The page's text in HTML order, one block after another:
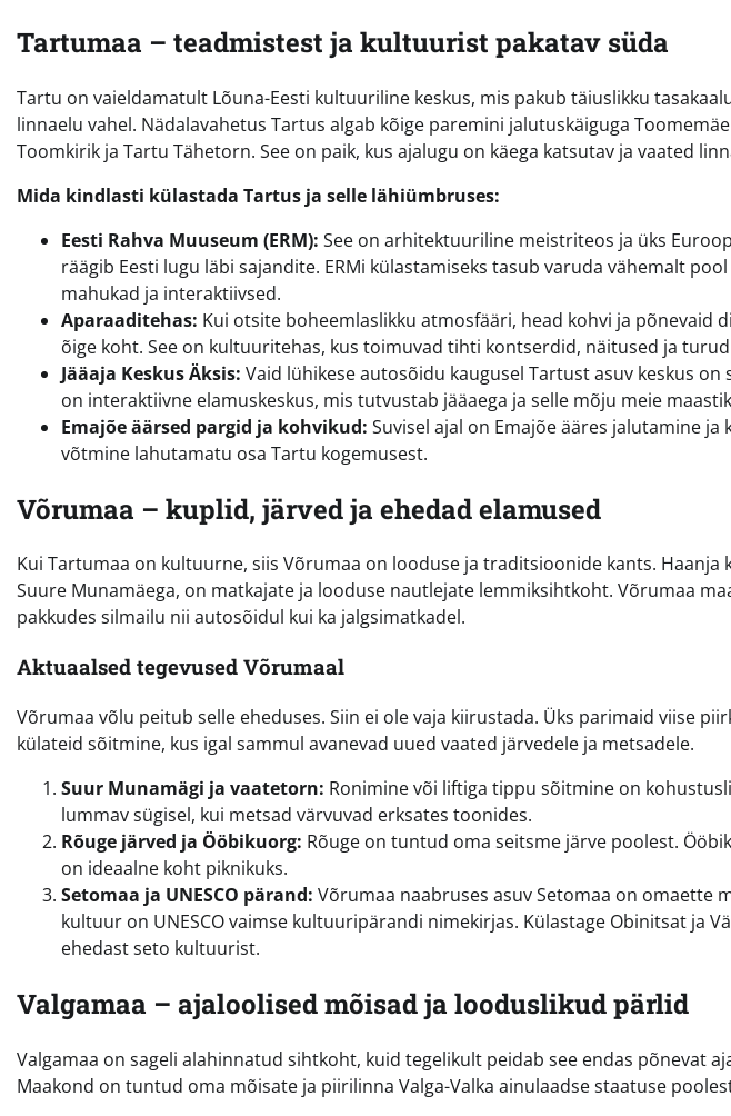
Tartumaa – teadmistest ja kultuurist pakatav süda
Tartu on vaieldamatult Lõuna-Eesti kultuuriline keskus, mis pakub täiuslikku
linnaelu vahel. Nädalavahetus Tartus algab kõige paremini jalutuskäiguga
Toomkirik ja Tartu Tähetorn. See on paik, kus ajalugu on käega katsutav ja vaated
Mida kindlasti külastada Tartus ja selle lähiümbruses:
Eesti Rahva Muuseum (ERM): See on arhitektuuriline meistriteos ja üks
räägib Eesti lugu läbi sajandite. ERMi külastamiseks tasub varuda vähemalt
mahukad ja interaktiivsed.
Aparaaditehas: Kui otsite boheemlaslikku atmosfääri, head kohvi ja põnevaid
õige koht. See on kultuuritehas, kus toimuvad tihti kontserdid, näitused ja
Jääaja Keskus Äksis: Vaid lühikese autosõidu kaugusel Tartust asuv keskus
on interaktiivne elamuskeskus, mis tutvustab jääaega ja selle mõju meie
Emajõe äärsed pargid ja kohvikud: Suvisel ajal on Emajõe ääres jalutamine
võtmine lahutamatu osa Tartu kogemusest.
Võrumaa – kuplid, järved ja ehedad elamused
Kui Tartumaa on kultuurne, siis Võrumaa on looduse ja traditsioonide kants. Haanja
Suure Munamäega, on matkajate ja looduse nautlejate lemmiksihtkoht. Võrumaa
pakkudes silmailu nii autosõidul kui ka jalgsimatkadel.
Aktuaalsed tegevused Võrumaal
Võrumaa võlu peitub selle eheduses. Siin ei ole vaja kiirustada. Üks parimaid viise
külateid sõitmine, kus igal sammul avanevad uued vaated järvedele ja metsadele.
Suur Munamägi ja vaatetorn: Ronimine või liftiga tippu sõitmine on
lummav sügisel, kui metsad värvuvad erksates toonides.
Rõuge järved ja Ööbikuorg: Rõuge on tuntud oma seitsme järve poolest.
on ideaalne koht piknikuks.
Setomaa ja UNESCO pärand: Võrumaa naabruses asuv Setomaa on omaette
kultuur on UNESCO vaimse kultuuripärandi nimekirjas. Külastage Obinitsat ja
ehedast seto kultuurist.
Valgamaa – ajaloolised mõisad ja looduslikud pärlid
Valgamaa on sageli alahinnatud sihtkoht, kuid tegelikult peidab see endas põnevat
Maakond on tuntud oma mõisate ja piirilinna Valga-Valka ainulaadse staatuse